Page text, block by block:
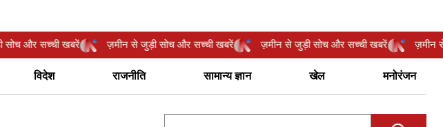
जुड़ी सोच और सच्ची खबरें ज़मीन से जुड़ी सोच और सच्ची खबरें ज़मीन से जुड़ी सोच और सच्ची खबरें
विदेश राजनीति सामान्य ज्ञान खेल मनोरंजन